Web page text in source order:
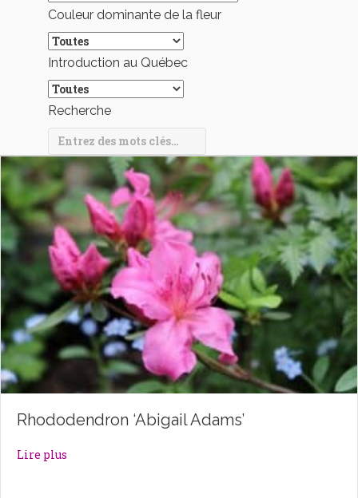
Couleur dominante de la fleur
Introduction au Québec
Recherche
Rhododendron ‘Abigail Adams’
Lire plus